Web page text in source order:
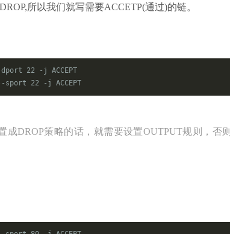
所以我们就写需要ACCETP(通过)的链。
22 -j ACCEPT
22 -j ACCEPT
成DROP策略的话，就需要设置OUTPUT规则，否则